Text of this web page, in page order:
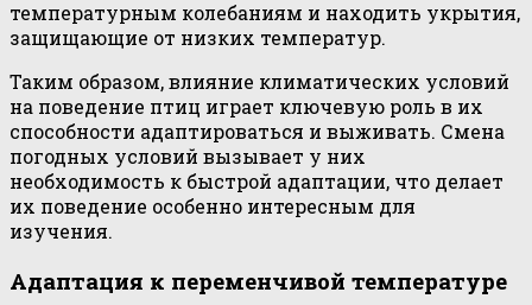
температурным колебаниям и находить укрытия,
защищающие от низких температур.
Таким образом, влияние климатических условий
на поведение птиц играет ключевую роль в их
способности адаптироваться и выживать. Смена
погодных условий вызывает у них
необходимость к быстрой адаптации, что делает
их поведение особенно интересным для
изучения.
Адаптация к переменчивой температуре